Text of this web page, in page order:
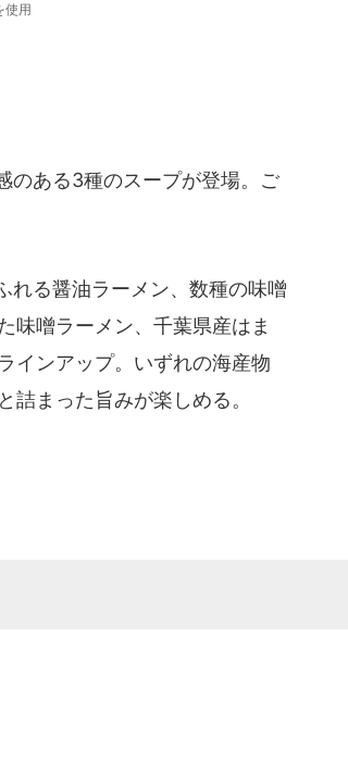
使用
のある3種のスープが登場。ご
れる醤油ラーメン、数種の味噌
味噌ラーメン、千葉県産はま
インアップ。いずれの海産物
まった旨みが楽しめる。